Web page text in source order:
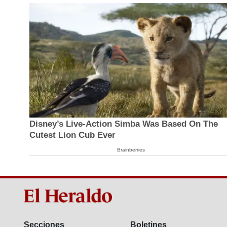
Disney’s Live-Action Simba Was Based On The
Cutest Lion Cub Ever
Brainberries
Secciones Boletines